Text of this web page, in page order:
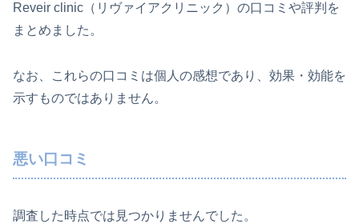
Reveir clinic（リヴァイアクリニック）の口コミや評判を
まとめました。
なお、これらの口コミは個人の感想であり、効果・効能を
示すものではありません。
悪い口コミ
調査した時点では見つかりませんでした。